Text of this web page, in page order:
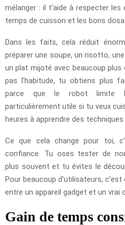
mélanger : il t’aide à respecter
temps de cuisson et les bons
Dans les faits, cela réduit
préparer une soupe, un risotto,
un plat mijoté avec beaucoup plus
pas l’habitude, tu obtiens plus
parce que le robot limite
particulièrement utile si tu veux
heures à apprendre des techniques
Ce que cela change pour toi,
confiance. Tu oses tester de
plus souvent et tu évites le
Pour beaucoup d’utilisateurs,
entre un appareil gadget et un vrai
Gain de temps